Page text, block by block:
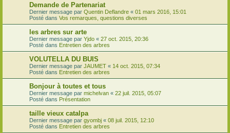
Demande de Partenariat
Dernier message par Quentin Deflandre « 01 mars 2016, 15:01
Posté dans Vos remarques, questions diverses
les arbres sur arte
Dernier message par Yjdo « 27 oct. 2015, 20:36
Posté dans Entretien des arbres
VOLUTELLA DU BUIS
Dernier message par JAUMET « 14 oct. 2015, 07:34
Posté dans Entretien des arbres
Bonjour à toutes et tous
Dernier message par michelvan « 22 juil. 2015, 05:07
Posté dans Présentation
taille vieux catalpa
Dernier message par gyombj « 08 juil. 2015, 12:10
Posté dans Entretien des arbres